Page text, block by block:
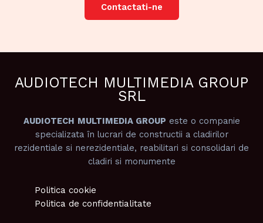
Contactati-ne
AUDIOTECH MULTIMEDIA GROUP
SRL
AUDIOTECH MULTIMEDIA GROUP este o companie
specializata în lucrari de constructii a cladirilor
rezidentiale si nerezidentiale, reabilitari si consolidari de
cladiri si monumente
Politica cookie
Politica de confidentialitate